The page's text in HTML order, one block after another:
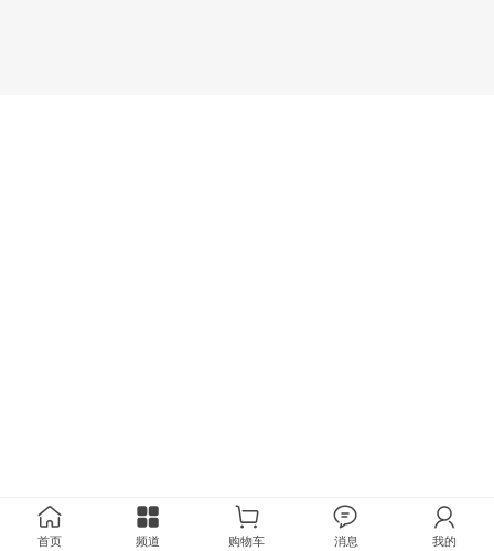
首页 频道 购物车 消息 我的